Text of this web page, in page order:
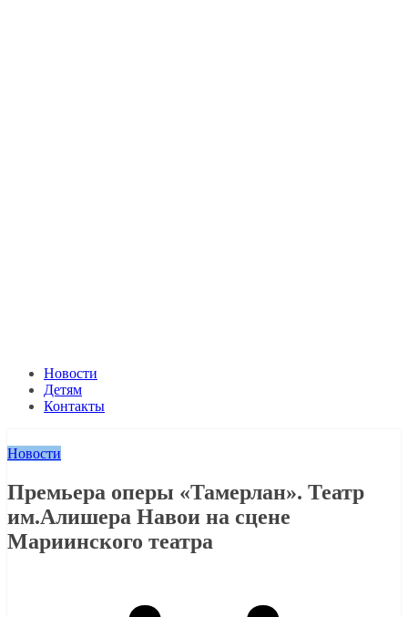
Новости
Детям
Контакты
Новости
Премьера оперы «Тамерлан». Театр
им.Алишера Навои на сцене
Мариинского театра